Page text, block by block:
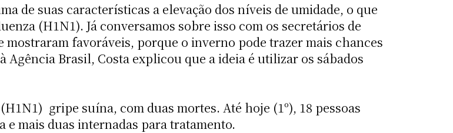
de suas características a elevação dos níveis de umidade, o que
(H1N1). Já conversamos sobre isso com os secretários de
mostraram favoráveis, porque o inverno pode trazer mais chances
Agência Brasil, Costa explicou que a ideia é utilizar os sábados
 gripe suína, com duas mortes. Até hoje (1º), 18 pessoas
e mais duas internadas para tratamento.